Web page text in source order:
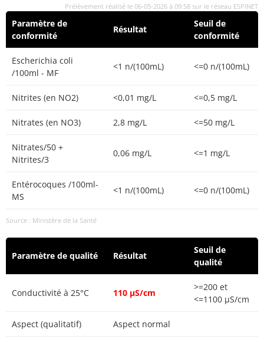
Prélèvement réalisé le 06-05-2026 à 09:58 sur le réseau ESPINET
Paramètre de
conformité
Résultat
Seuil de
conformité
Escherichia coli
/100ml - MF
<1 n/(100mL) <=0 n/(100mL)
Nitrites (en NO2) <0,01 mg/L <=0,5 mg/L
Nitrates (en NO3) 2,8 mg/L <=50 mg/L
Nitrates/50 +
Nitrites/3
0,06 mg/L <=1 mg/L
Entérocoques /100ml-
MS
<1 n/(100mL) <=0 n/(100mL)
Source : Ministère de la Santé
Paramètre de qualité Résultat
Seuil de
qualité
Conductivité à 25°C 110 µS/cm
>=200 et
<=1100 µS/cm
Aspect (qualitatif) Aspect normal